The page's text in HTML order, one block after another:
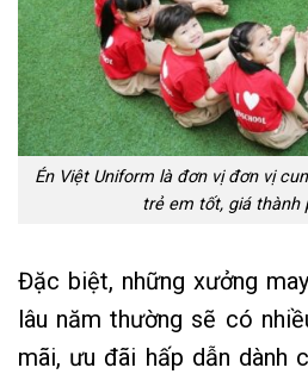
Én Việt Uniform là đơn vị đơn vị
trẻ em tốt, giá thành
Đặc biệt, những xưởng
lâu năm thường sẽ có
mãi, ưu đãi hấp dẫn dành